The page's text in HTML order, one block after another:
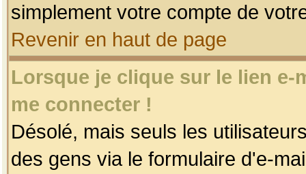
simplement votre compte de
Revenir en haut de page
Lorsque je clique sur le lien
me connecter !
Désolé, mais seuls les
des gens via le formulaire d'e-